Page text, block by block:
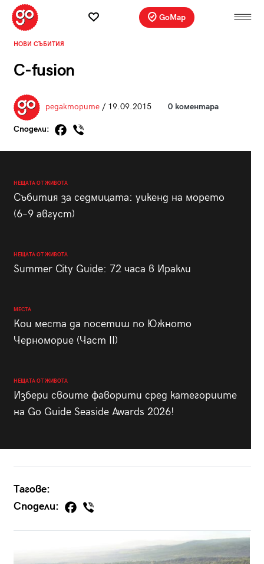
GoMap
НОВИ СЪБИТИЯ
C-fusion
редакторите/ 19.09.2015 0 коментара
Сподели:
НЕЩАТА ОТ ЖИВОТА
Събития за седмицата: уикенд на морето
(6–9 август)
НЕЩАТА ОТ ЖИВОТА
Summer City Guide: 72 часа в Иракли
МЕСТА
Кои места да посетиш по Южното
Черноморие (Част II)
НЕЩАТА ОТ ЖИВОТА
Избери своите фаворити сред категориите
на Go Guide Seaside Awards 2026!
Тагове:
Сподели: